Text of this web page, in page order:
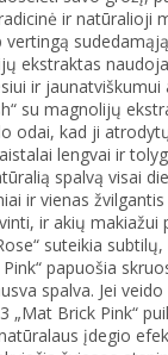
ir natūralioji
ekstraktas
ir jaunatviškumui
su magnolijų
odai, kad ji
lengvai ir
spalvą visai
ir vienas
ir akių makiažui
suteikia
papuošia
spalva. Jei
„Mat Brick Pink“
įdegio